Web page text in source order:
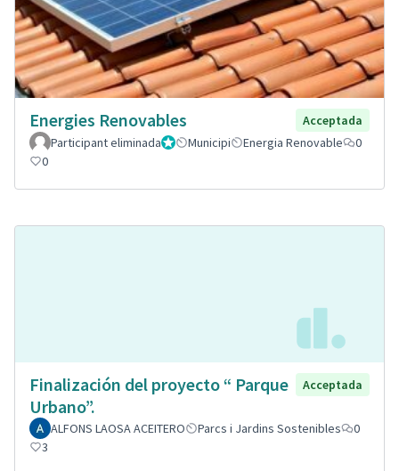
Energies Renovables
Acceptada
Participant eliminadaAdministrador
Municipi Energia Renovable
0
0
Finalización del proyecto “ Parque
Urbano”.
Acceptada
ALFONS LAOSA ACEITERO Parcs i Jardins Sostenibles
0
3